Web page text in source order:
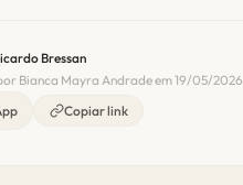
Bressan
Bianca Mayra Andrade em 19/05/2026
Copiar link